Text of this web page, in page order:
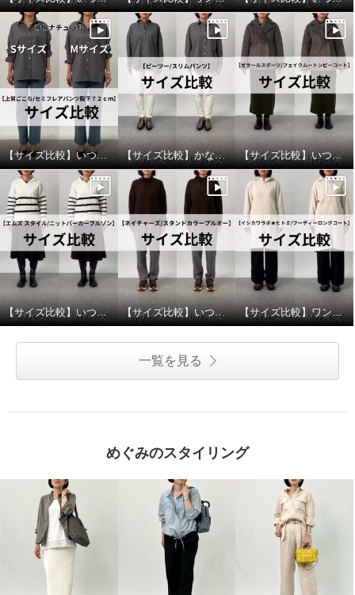
【サイズ比較】いつものサイズ以上がおすすめ 【サイズ比較】かなりピッタリ目なのでワンサイズアップがオススメ 【サイズ比較】いつものサイズでちょうど良い
【サイズ比較】いつものサイズがおすすめ 【サイズ比較】いつものサイズがおすすめ 【サイズ比較】ワンサイズダウンがおすすめ
一覧を見る
めぐみのスタイリング